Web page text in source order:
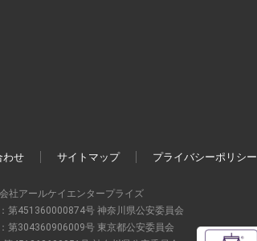
わせ サイトマップ プライバシーポリシー
社アールケイエンタープライズ
第451360000874号 神奈川県公安委員会
第304360906009号 東京都公安委員会